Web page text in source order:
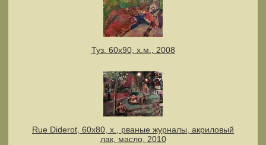
Туз. 60х90, х.м., 2008
Rue Diderot, 60х80, х., рваные журналы, акриловый
лак, масло, 2010